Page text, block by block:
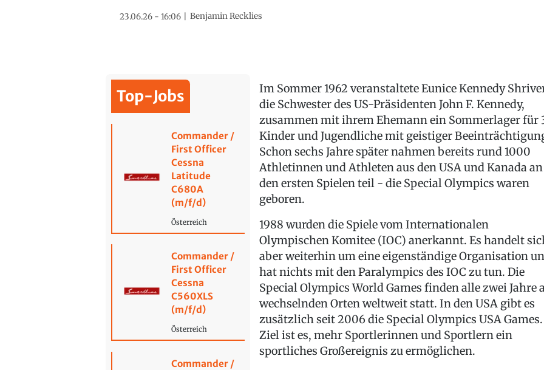
23.06.26 - 16:06 Benjamin Recklies
Top-Jobs
Commander /
First Officer
Cessna
Latitude
C680A
(m/f/d)
Österreich
Commander /
First Officer
Cessna
C560XLS
(m/f/d)
Österreich
Commander /
Im Sommer 1962 veranstaltete Eunice Kennedy
die Schwester des US-Präsidenten John F. Kennedy,
zusammen mit ihrem Ehemann ein Sommerlager für
Kinder und Jugendliche mit geistiger
Schon sechs Jahre später nahmen bereits rund 1000
Athletinnen und Athleten aus den USA und Kanada an
den ersten Spielen teil - die Special Olympics waren
geboren.
1988 wurden die Spiele vom Internationalen
Olympischen Komitee (IOC) anerkannt. Es handelt
aber weiterhin um eine eigenständige Organisation
hat nichts mit den Paralympics des IOC zu tun. Die
Special Olympics World Games finden alle zwei Jahre
wechselnden Orten weltweit statt. In den USA gibt es
zusätzlich seit 2006 die Special Olympics USA Games.
Ziel ist es, mehr Sportlerinnen und Sportlern ein
sportliches Großereignis zu ermöglichen.